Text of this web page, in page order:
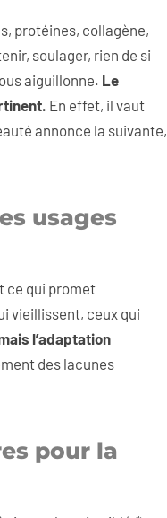
protéines, collagène,
soulager, rien de si
aiguillonne. Le
En effet, il vaut
annonce la suivante,
usages
ce qui promet
vieillissent, ceux qui
l’adaptation
des lacunes
pour la